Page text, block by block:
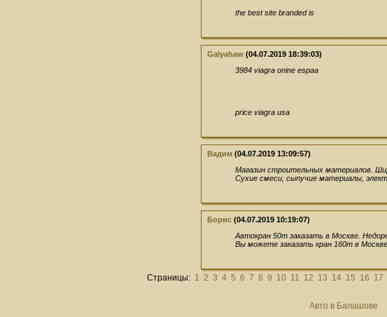
the best site branded is
Galyahaw (04.07.2019 18:39:03)
3984 viagra onine espaa
price viagra usa
Вадим (04.07.2019 13:09:57)
Магазин строительных материалов.
Сухие смеси, сыпучие материалы,
Борис (04.07.2019 10:19:07)
Автокран 50т заказать в Москве.
Вы можете заказать кран 160т в
Страницы: 1 2 3 4 5 6 7 8 9 10 11 12 13 14 15 16 17
Авто в Балашове